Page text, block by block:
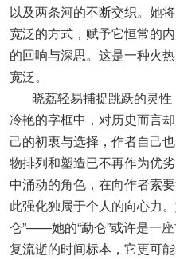
以及两条河的不断交织。她
宽泛的方式，赋予它恒常的
的回响与深思。这是一种火
宽泛。
晓荔轻易捕捉跳跃的灵性
冷艳的字框中，对历史而言
己的初衷与选择，作者自己
物排列和塑造已不再作为优
中涌动的角色，在向作者索
此强化独属于个人的向心力
仑”——她的“勐仑”或许是一
复流逝的时间标本，它更可